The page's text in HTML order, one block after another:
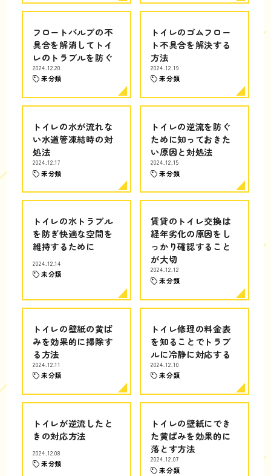
フロートバルブの不
具合を解消してトイ
レのトラブルを防ぐ
2024.12.20
未分類
トイレのゴムフロー
ト不具合を解決する
方法
2024.12.19
未分類
トイレの水が流れな
い水道管凍結時の対
処法
2024.12.17
未分類
トイレの逆流を防ぐ
ために知っておきた
い原因と対処法
2024.12.15
未分類
トイレの水トラブル
を防ぎ快適な空間を
維持するために
2024.12.14
未分類
賃貸のトイレ交換は
経年劣化の原因をし
っかり確認すること
が大切
2024.12.12
未分類
トイレの壁紙の黄ば
みを効果的に掃除す
る方法
2024.12.11
未分類
トイレ修理の料金表
を知ることでトラブ
ルに冷静に対応する
2024.12.10
未分類
トイレが逆流したと
きの対応方法
2024.12.08
未分類
トイレの壁紙にでき
た黄ばみを効果的に
落とす方法
2024.12.07
未分類